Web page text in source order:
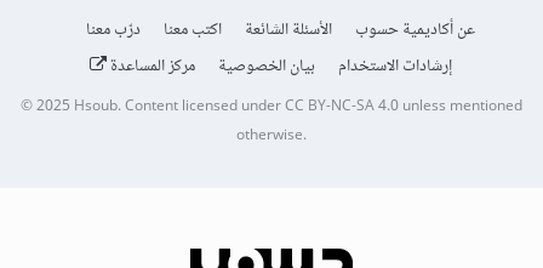
عن أكاديمية حسوب الأسئلة الشائعة اكتب معنا
درّب معنا
إرشادات الاستخدام
بيان الخصوصية مركز المساعدة
© 2025Hsoub.Content licensed underCC BY-NC-SA 4.0unless mentioned
otherwise.